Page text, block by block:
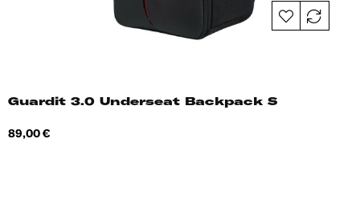
Guardit 3.0 Underseat Backpack S
Hind
89,00 €